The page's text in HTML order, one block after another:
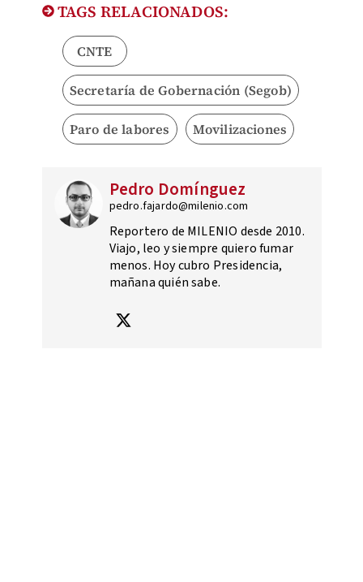
TAGS RELACIONADOS:
CNTE
Secretaría de Gobernación (Segob)
Paro de labores Movilizaciones
Pedro Domínguez
pedro.fajardo@milenio.com
Reportero de MILENIO desde 2010.
Viajo, leo y siempre quiero fumar
menos. Hoy cubro Presidencia,
mañana quién sabe.